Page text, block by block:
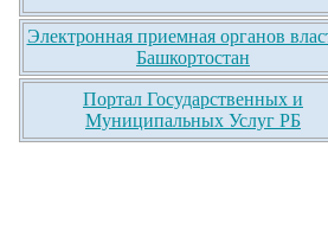
Электронная приемная органов
Башкортостан
Портал Государственных и
Муниципальных Услуг РБ